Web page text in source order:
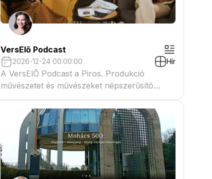
VersElő Podcast
2026-12-24 00:00:00 Hír
A VersElŐ Podcast a Piros. Produkció
művészetet és művészeket népszerűsítő
beszélgető műsora